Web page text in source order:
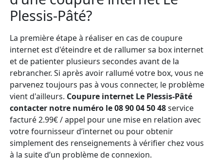
Plessis-Pâté?
La première étape à réaliser en cas de coupure
internet est d'éteindre et de rallumer sa box internet
et de patienter plusieurs secondes avant de la
rebrancher. Si après avoir rallumé votre box, vous ne
parvenez toujours pas à vous connecter, le problème
vient d'ailleurs. Coupure internet Le Plessis-Pâté
contacter notre numéro le 08 90 04 50 48service
facturé 2.99€ / appel pour une mise en relation avec
votre fournisseur d’internet ou pour obtenir
simplement des renseignements à vérifier chez vous
à la suite d’un problème de connexion.